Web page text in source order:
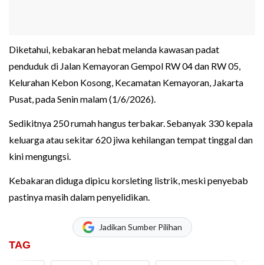
Diketahui, kebakaran hebat melanda kawasan padat
penduduk di Jalan Kemayoran Gempol RW 04 dan RW 05,
Kelurahan Kebon Kosong, Kecamatan Kemayoran, Jakarta
Pusat, pada Senin malam (1/6/2026).
Sedikitnya 250 rumah hangus terbakar. Sebanyak 330 kepala
keluarga atau sekitar 620 jiwa kehilangan tempat tinggal dan
kini mengungsi.
Kebakaran diduga dipicu korsleting listrik, meski penyebab
pastinya masih dalam penyelidikan.
Jadikan Sumber Pilihan
TAG